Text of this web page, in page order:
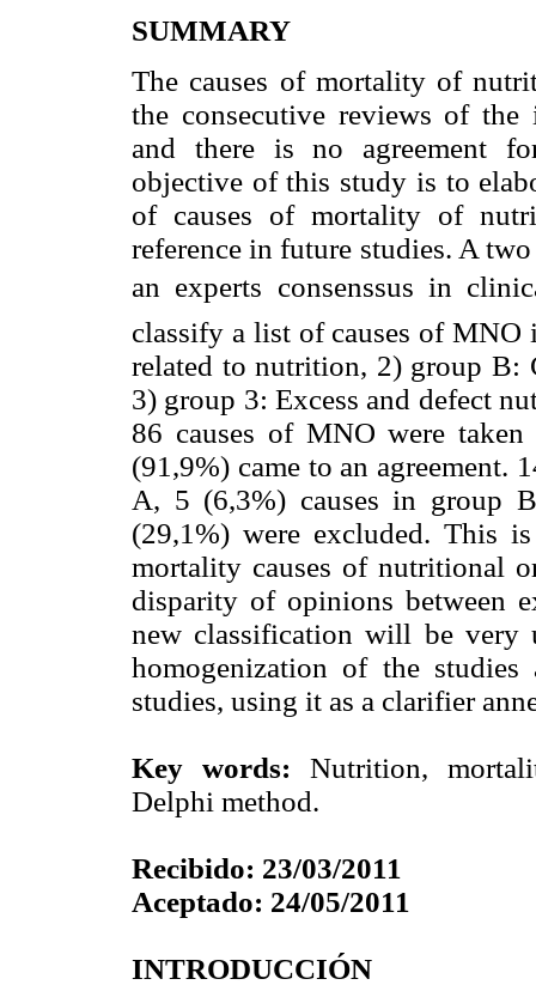
SUMMARY
The causes of mortality of
the consecutive reviews of the
and there is no agreement
objective of this study is to
of causes of mortality of
reference in future studies. A
an experts consenssus in
classify a list of causes of
related to nutrition, 2) group B:
3) group 3: Excess and defect
86 causes of MNO were
(91,9%) came to an agreement.
A, 5 (6,3%) causes in group
(29,1%) were excluded. This
mortality causes of nutritional
disparity of opinions between
new classification will be
homogenization of the
studies, using it as a clarifier
Key words: Nutrition,
Delphi method.
Recibido: 23/03/2011
Aceptado: 24/05/2011
INTRODUCCIÓN